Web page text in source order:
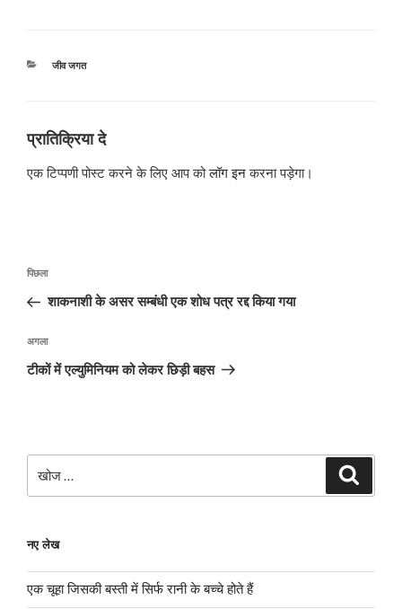
श्रेणियाँ
जीव जगत
प्रातिक्रिया दे
एक टिप्पणी पोस्ट करने के लिए आप कोलॉग इनकरना पड़ेगा।
पोस्ट
पिछला
पोस्ट:
पिछला
शाकनाशी के असर सम्बंधी एक शोध पत्र रद्द किया गया
अगली
पोस्ट
अगला
टीकों में एल्युमिनियम को लेकर छिड़ी बहस
नए लेख
एक चूहा जिसकी बस्ती में सिर्फ रानी के बच्चे होते हैं